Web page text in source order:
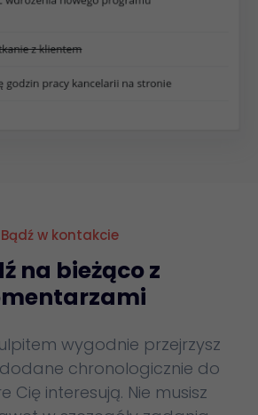
Bądź w kontakcie
na bieżąco z
wygodnie przejrzysz
chronologicznie do
Cię interesują. Nie musisz